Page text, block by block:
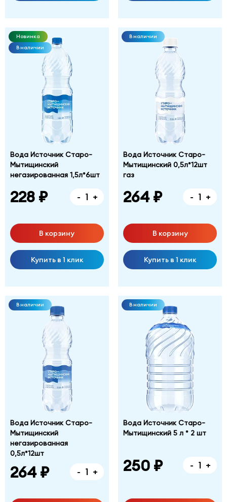
Новинка
В наличии
Вода Источник Старо-
Мытищинский
негазированная 1,5л*6шт
228 ₽ - +
В корзину
Купить в 1 клик
В наличии
Вода Источник Старо-
Мытищинский 0,5л*12шт
газ
264 ₽ - +
В корзину
Купить в 1 клик
В наличии
Вода Источник Старо-
Мытищинский
негазированная
0,5л*12шт
264 ₽ - +
В наличии
Вода Источник Старо-
Мытищинский 5 л * 2 шт
250 ₽ - +